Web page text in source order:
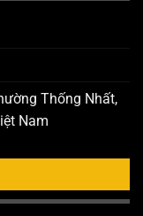
Thống Nhất,
Nam